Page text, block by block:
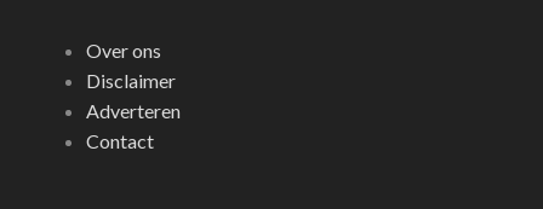
Over ons
Disclaimer
Adverteren
Contact